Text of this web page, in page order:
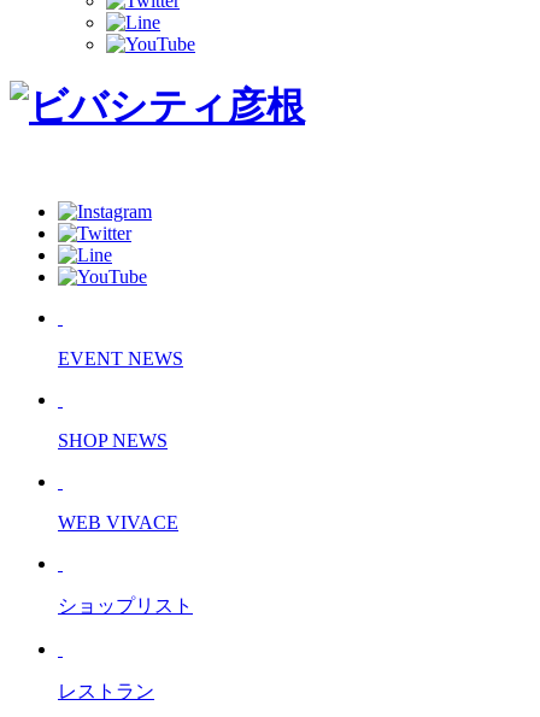
EVENT NEWS
SHOP NEWS
WEB VIVACE
ショップリスト
レストラン